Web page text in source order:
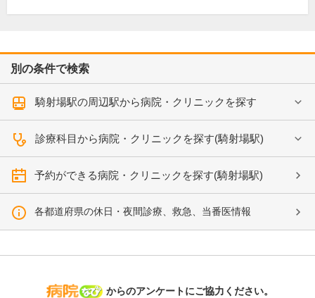
別の条件で検索
騎射場駅の周辺駅から病院・クリニックを探す
診療科目から病院・クリニックを探す(騎射場駅)
予約ができる病院・クリニックを探す(騎射場駅)
各都道府県の休日・夜間診療、救急、当番医情報
病院なび
からのアンケートにご協力ください。